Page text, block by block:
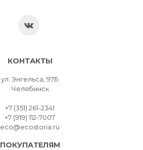
КОНТАКТЫ
ул. Энгельса, 97Б
Челябинск
+7 (351) 261-2341
+7 (919) 112-7007
eco@ecostoria.ru
ПОКУПАТЕЛЯМ